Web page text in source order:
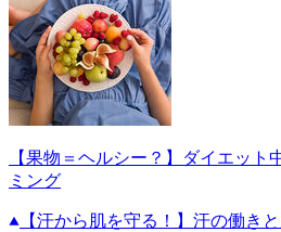
【果物＝ヘルシー？】ダイエット
ミング
【汗から肌を守る！】汗の働き